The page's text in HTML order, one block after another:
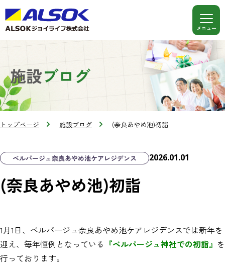
施設ブログ
トップページ 施設ブログ (奈良あやめ池)初詣
ベルパージュ奈良あやめ池ケアレジデンス 2026.01.01
(奈良あやめ池)初詣
1月1日、ベルパージュ奈良あやめ池ケアレジデンスでは新年を
迎え、毎年恒例となっている 『ベルパージュ神社での初詣』 を
行っております。